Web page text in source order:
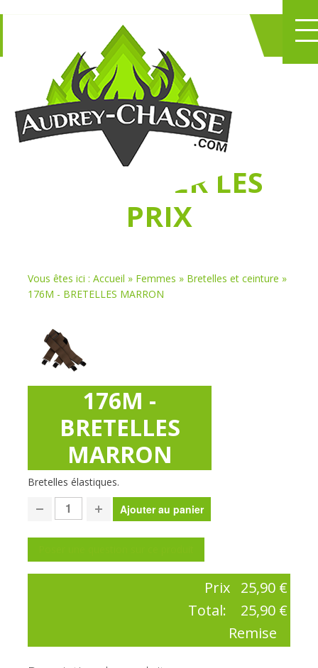
NE PERDEZ PLUS
DE TEMPS
CHASSER LES
PRIX
Vous êtes ici : Accueil » Femmes » Bretelles et ceinture »
176M - BRETELLES MARRON
176M -
BRETELLES
MARRON
Bretelles élastiques.
Prix 25,90 €
Total:
25,90 €
Remise